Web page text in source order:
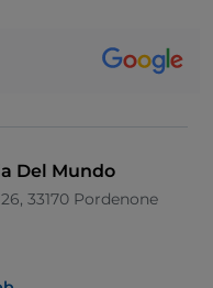
Del Mundo
33170 Pordenone